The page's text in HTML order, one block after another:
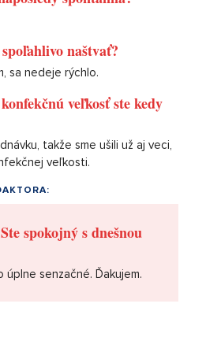
naštvať?
sa nedeje rýchlo.
veľkosť ste kedy
takže sme ušili už aj veci,
veľkosti.
spokojný s dnešnou
senzačné. Ďakujem.